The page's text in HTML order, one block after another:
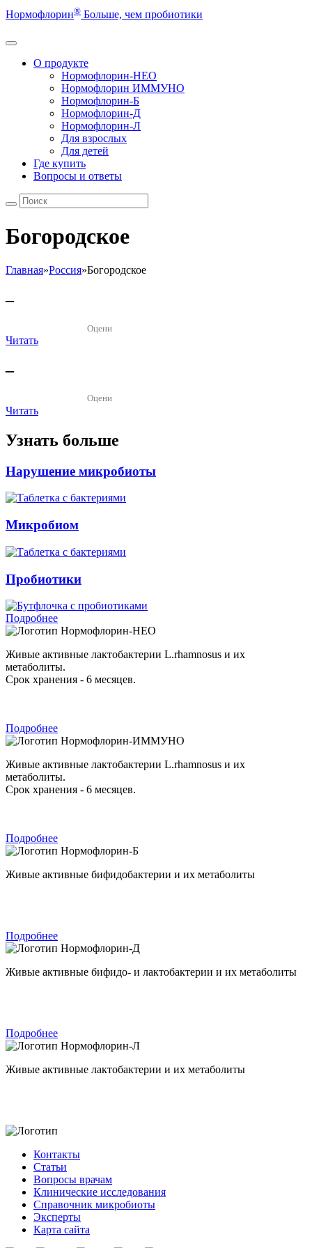
Нормофлорин® Больше, чем пробиотики
О продукте
Нормофлорин-НЕО
Нормофлорин ИММУНО
Нормофлорин-Б
Нормофлорин-Д
Нормофлорин-Л
Для взрослых
Для детей
Где купить
Вопросы и ответы
Богородское
Главная»Россия»Богородское
–
Оцени
Читать
–
Оцени
Читать
Узнать больше
Нарушение микробиоты
Микробиом
Пробиотики
Подробнее
Нормофлорин-НЕО
Живые активные лактобактерии L.rhamnosus и их
метаболиты.
Срок хранения - 6 месяцев.
Подробнее
Нормофлорин-ИММУНО
Живые активные лактобактерии L.rhamnosus и их
метаболиты.
Срок хранения - 6 месяцев.
Подробнее
Нормофлорин-Б
Живые активные бифидобактерии и их метаболиты
Подробнее
Нормофлорин-Д
Живые активные бифидо- и лактобактерии и их метаболиты
Подробнее
Нормофлорин-Л
Живые активные лактобактерии и их метаболиты
Контакты
Статьи
Вопросы врачам
Клинические исследования
Справочник микробиоты
Эксперты
Карта сайта